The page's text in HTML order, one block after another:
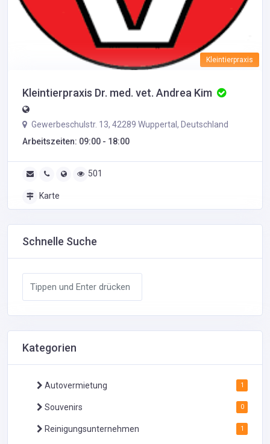
Kleintierpraxis
Kleintierpraxis Dr. med. vet. Andrea Kim
Gewerbeschulstr. 13, 42289 Wuppertal, Deutschland
Arbeitszeiten: 09:00 - 18:00
501
Karte
Schnelle Suche
Kategorien
Autovermietung 1
Souvenirs 0
Reinigungsunternehmen 1